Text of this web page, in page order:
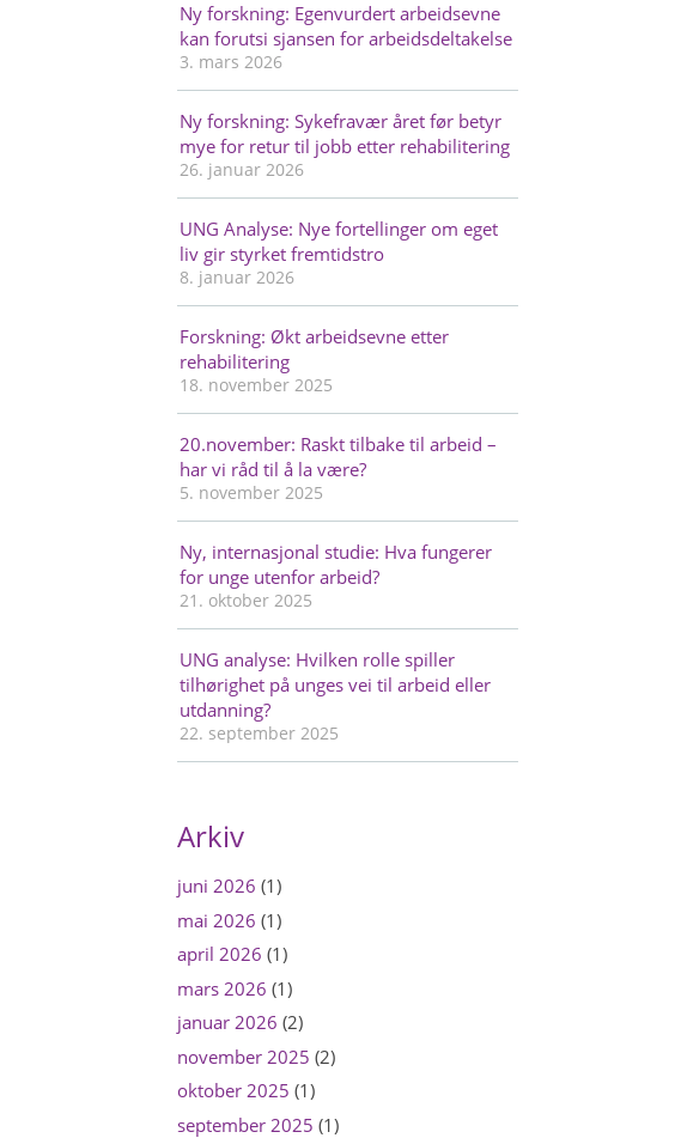
Ny forskning: Egenvurdert arbeidsevne
kan forutsi sjansen for arbeidsdeltakelse
3. mars 2026
Ny forskning: Sykefravær året før betyr
mye for retur til jobb etter rehabilitering
26. januar 2026
UNG Analyse: Nye fortellinger om eget
liv gir styrket fremtidstro
8. januar 2026
Forskning: Økt arbeidsevne etter
rehabilitering
18. november 2025
20.november: Raskt tilbake til arbeid –
har vi råd til å la være?
5. november 2025
Ny, internasjonal studie: Hva fungerer
for unge utenfor arbeid?
21. oktober 2025
UNG analyse: Hvilken rolle spiller
tilhørighet på unges vei til arbeid eller
utdanning?
22. september 2025
Arkiv
juni 2026 (1)
mai 2026 (1)
april 2026 (1)
mars 2026 (1)
januar 2026 (2)
november 2025 (2)
oktober 2025 (1)
september 2025 (1)